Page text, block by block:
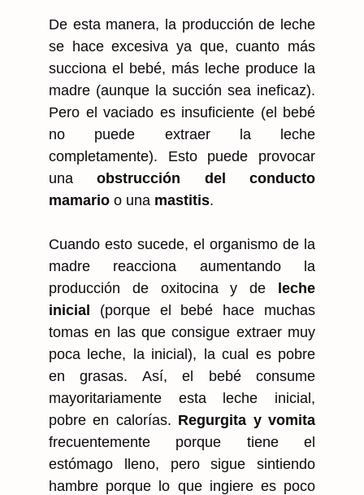
De esta manera, la producción de leche
se hace excesiva ya que, cuanto más
succiona el bebé, más leche produce la
madre (aunque la succión sea ineficaz).
Pero el vaciado es insuficiente (el bebé
no puede extraer la leche
completamente). Esto puede provocar
unaobstrucción del conducto
mamario o una mastitis.
Cuando esto sucede, el organismo de la
madre reacciona aumentando la
producción de oxitocina y de leche
inicial (porque el bebé hace muchas
tomas en las que consigue extraer muy
poca leche, la inicial), la cual es pobre
en grasas. Así, el bebé consume
mayoritariamente esta leche inicial,
pobre en calorías. Regurgita y vomita
frecuentemente porque tiene el
estómago lleno, pero sigue sintiendo
hambre porque lo que ingiere es poco